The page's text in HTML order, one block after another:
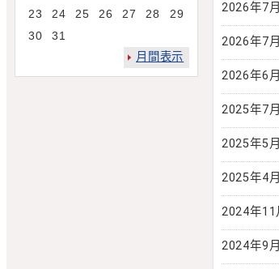
2026年7
2026年7
2026年6
2025年7
2025年5
2025年4
2024年11
2024年9
23
24 25 26 27 28
29
30
31
月間表示